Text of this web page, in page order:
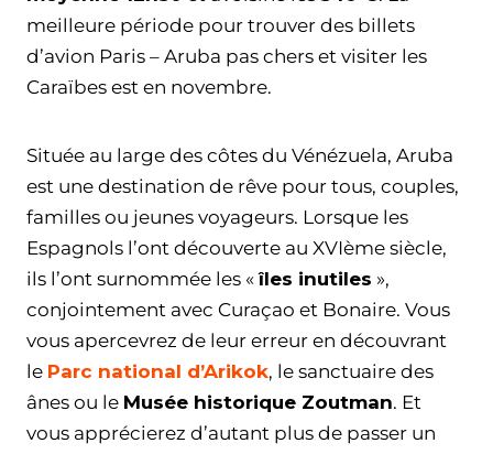
meilleure période pour trouver des billets
d’avion Paris – Aruba pas chers et visiter les
Caraïbes est en novembre.
Située au large des côtes du Vénézuela, Aruba
est une destination de rêve pour tous, couples,
familles ou jeunes voyageurs. Lorsque les
Espagnols l’ont découverte au XVIème siècle,
ils l’ont surnommée les «îles inutiles »,
conjointement avec Curaçao et Bonaire. Vous
vous apercevrez de leur erreur en découvrant
le Parc national d’Arikok, le sanctuaire des
ânes ou le Musée historique Zoutman. Et
vous apprécierez d’autant plus de passer un